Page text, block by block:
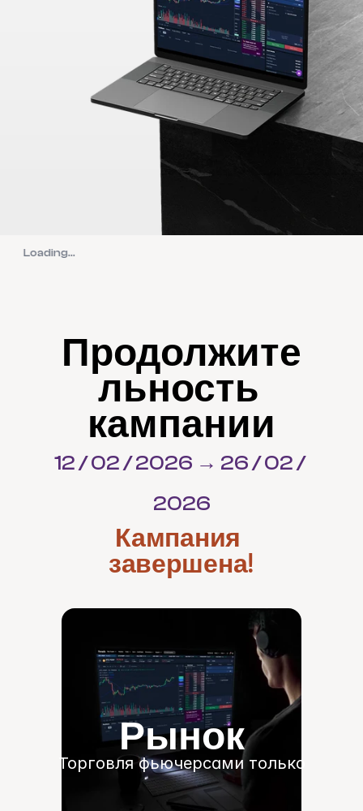
Loading...
Продолжите
льность
кампании
12 / 02 / 2026 → 26 / 02 /
2026
Кампания
завершена!
Рынок
Торговля фьючерсами только